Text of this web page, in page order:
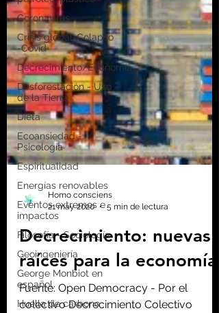
Coronavirus
Crisis global-Colapso
-Covid
Decrecimiento/Economía
Desforestación - Uso
de la Tierra
Dieta
Ecoansiedad -
Psicología
Espiritualidad
Energías renovables
Eventos extremos e
impactos
Filosofía - Sociología
Geoingeniería
George Monbiot en
español
Huella de carbono
Homo consciens
Decrecimiento: nuevas
raíces para la economía